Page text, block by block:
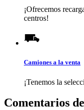
¡Ofrecemos
centros!
Camiones a la venta
¡Tenemos la
Comentarios